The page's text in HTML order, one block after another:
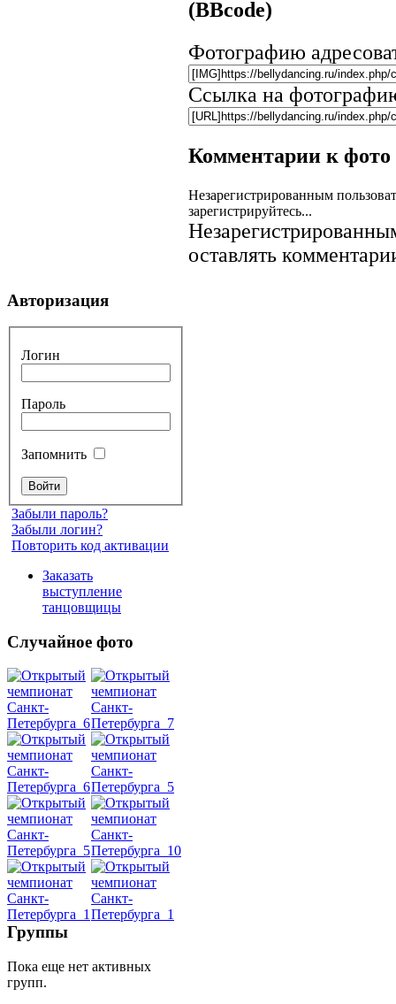
(BBcode)
Фотографию
Ссылка на
Комментарии к фото
Незарегистрированным
зарегистрируйтесь...
оставлять
Авторизация
Логин
Пароль
Запомнить
Забыли пароль?
Забыли логин?
Повторить код активации
Заказать
выступление
танцовщицы
Случайное фото
уроки
Группы
Пока еще нет активных
групп.